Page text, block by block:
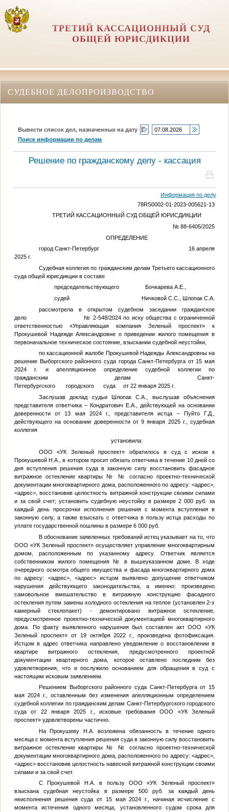
ТРЕТИЙ КАССАЦИОННЫЙ СУД
ОБЩЕЙ ЮРИСДИКЦИИ
СУДЕБНОЕ ДЕЛОПРОИЗВОДСТВО
Вывести список дел, назначенных на дату
Поиск информации по делам
Решение по гражданскому делу - кассация
Информация по делу
78RS0002-01-2023-005621-13
ТРЕТИЙ КАССАЦИОННЫЙ СУД ОБЩЕЙ ЮРИСДИКЦИИ
№ 88-6405/2025
ОПРЕДЕЛЕНИЕ
город Санкт-Петербург 16 апреля
2025 г.
Судебная коллегия по гражданским делам Третьего кассационного
суда общей юрисдикции в составе
председательствующего Бочкарева А.Е.,
судей Ничковой С.С., Шлопак С.А.
рассмотрела в открытом судебном заседании гражданское
дело № 2-548/2024 по иску общества с ограниченной
ответственностью «Управляющая компания Зеленый проспект» к
Прокушевой Надежде Александровне о приведении жилого помещения в
первоначальное техническое состояние, взыскании судебной неустойки,
по кассационной жалобе Прокушевой Надежды Александровны на
решение Выборгского районного суда города Санкт-Петербурга от 15 мая
2024 г. и апелляционное определение судебной коллегии по
гражданским делам Санкт-
Петербургского городского суда от 22 января 2025 г.
Заслушав доклад судьи Шлопак С.А., выслушав объяснения
представителя ответчика – Кондратович Е.А., действующей на основании
доверенности от 13 мая 2024 г., представителя истца – Пуйто Г.Д.,
действующего на основании доверенности от 9 января 2025 г., судебная
коллегия
установила:
ООО «УК Зеленый проспект» обратилось в суд с иском к
Прокушевой Н.А., в котором просит обязать ответчика в течение 10 дней со
дня вступления решения суда в законную силу восстановить фасадное
витражное остекление квартиры №
№
согласно проектно-технической
документации многоквартирного дома, расположенного по адресу:<адрес>
<адрес>, восстановив целостность витражной конструкции своими силами
и за свой счет; установить судебную неустойку в размере 2 000 руб. за
каждый день просрочки исполнения решения с момента вступления в
законную силу, а также взыскать с ответчика в пользу истца расходы по
уплате государственной пошлины в размере 6 000 руб.
В обоснование заявленных требований истец указывает на то, что
ООО «УК Зеленый проспект» осуществляет управление многоквартирным
домом, расположенным по указанному адресу. Ответчик является
собственником жилого помещения
№
в вышеуказанном доме. В ходе
очередного осмотра общего имущества и фасада многоквартирного дома
по адресу: <адрес>, <адрес>истцом выявлено допущение ответчиком
нарушения действующего законодательства, а именно: произведено
самовольное вмешательство в витражную конструкцию фасадного
остекления путем замены холодного остекления на теплое (установлен 2-х
камерный стеклопакет) - демонтировано витражное остекление,
предусмотренное проектно-технической документацией многоквартирного
дома. По факту выявленного нарушения был составлен акт ООО «УК
Зеленый проспект» от 19 октября 2022 г., произведена фотофиксация.
Истцом в адрес ответчика направлено уведомление о восстановлении в
квартире витражного остекления, предусмотренного проектной
документации квартирного дома, которое оставлено последним без
удовлетворения, что и послужило основанием для обращения в суд с
настоящим исковым заявлением.
Решением Выборгского районного суда Санкт-Петербурга от 15
мая 2024 г., оставленным без изменения апелляционным определением
судебной коллегии по гражданским делам Санкт-Петербургского городского
суда от 22 января 2025 г., исковые требования ООО «УК Зеленый
проспект» удовлетворены частично.
На Прокушеву Н.А. возложена обязанность в течение одного
месяца с момента вступления решения суда в законную силу восстановить
витражное остекление квартиры №
№
согласно проектно-технической
документации многоквартирного дома, расположенного по адресу:<адрес>
<адрес>восстановив целостность навесной витражной конструкции своими
силами и за свой счет.
С Прокушевой Н.А. в пользу ООО «УК Зеленый проспект»
взыскана судебная неустойка в размере 500 руб. за каждый день
неисполнения решения суда от 15 мая 2024 г., начиная исчисление с
момента истечения одного месяца, установленного судом срока для